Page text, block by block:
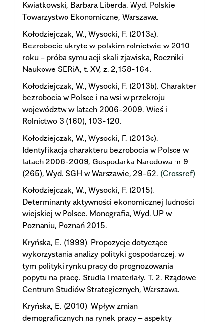
Kwiatkowski, Barbara Liberda. Wyd. Polskie
Towarzystwo Ekonomiczne, Warszawa.
Kołodziejczak, W., Wysocki, F. (2013a).
Bezrobocie ukryte w polskim rolnictwie w 2010
roku – próba symulacji skali zjawiska, Roczniki
Naukowe SERiA, t. XV, z. 2,158-164.
Kołodziejczak, W., Wysocki, F. (2013b). Charakter
bezrobocia w Polsce i na wsi w przekroju
województw w latach 2006-2009. Wieś i
Rolnictwo 3 (160), 103-120.
Kołodziejczak, W., Wysocki, F. (2013c).
Identyfikacja charakteru bezrobocia w Polsce w
latach 2006-2009, Gospodarka Narodowa nr 9
(265), Wyd. SGH w Warszawie, 29-52. (Crossref)
Kołodziejczak, W., Wysocki, F. (2015).
Determinanty aktywności ekonomicznej ludności
wiejskiej w Polsce. Monografia, Wyd. UP w
Poznaniu, Poznań 2015.
Kryńska, E. (1999). Propozycje dotyczące
wykorzystania analizy polityki gospodarczej, w
tym polityki rynku pracy do prognozowania
popytu na pracę. Studia i materiały. T. 2. Rządowe
Centrum Studiów Strategicznych, Warszawa.
Kryńska, E. (2010). Wpływ zmian
demograficznych na rynek pracy – aspekty